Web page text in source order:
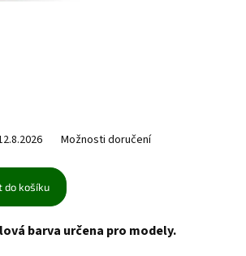
Možnosti doručení
do košíku
barva určena pro modely.